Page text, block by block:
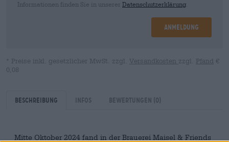
Informationen finden Sie in unserer Datenschutzerklärung
Anmeldung
* Preise inkl. gesetzlicher MwSt. zzgl. Versandkosten zzgl. Pfand €
0,08
Beschreibung Infos Bewertungen (0)
Mitte Oktober 2024 fand in der Brauerei Maisel & Friends